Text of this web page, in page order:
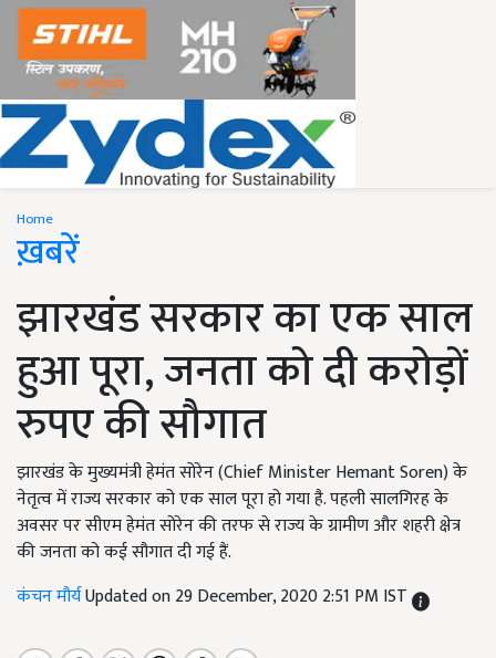
Home
ख़बरें
झारखंड सरकार का एक साल
हुआ पूरा, जनता को दी करोड़ों
रुपए की सौगात
झारखंड के मुख्यमंत्री हेमंत सोरेन (Chief Minister Hemant Soren) के
नेतृत्व में राज्य सरकार को एक साल पूरा हो गया है. पहली सालगिरह के
अवसर पर सीएम हेमंत सोरेन की तरफ से राज्य के ग्रामीण और शहरी क्षेत्र
की जनता को कई सौगात दी गई हैं.
कंचन मौर्यUpdated on 29 December, 2020 2:51 PM IST